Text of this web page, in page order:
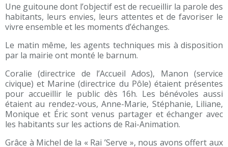
Une guitoune dont l’objectif est de recueillir la parole des
habitants, leurs envies, leurs attentes et de favoriser le
vivre ensemble et les moments d’échanges.
Le matin même, les agents techniques mis à disposition
par la mairie ont monté le barnum.
Coralie (directrice de l’Accueil Ados), Manon (service
civique) et Marine (directrice du Pôle) étaient présentes
pour accueillir le public dès 16h. Les bénévoles aussi
étaient au rendez-vous, Anne-Marie, Stéphanie, Liliane,
Monique et Éric sont venus partager et échanger avec
les habitants sur les actions de Rai-Animation.
Grâce à Michel de la « Rai ’Serve », nous avons offert aux